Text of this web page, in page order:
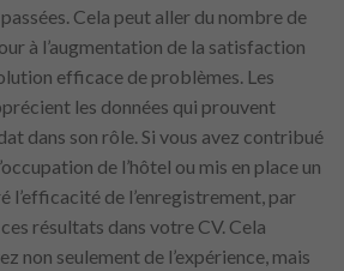
Cela peut aller du nombre de
à l’augmentation de la satisfaction
efficace de problèmes. Les
les données qui prouvent
dans son rôle. Si vous avez contribué
de l’hôtel ou mis en place un
l’efficacité de l’enregistrement, par
résultats dans votre CV. Cela
non seulement de l’expérience, mais